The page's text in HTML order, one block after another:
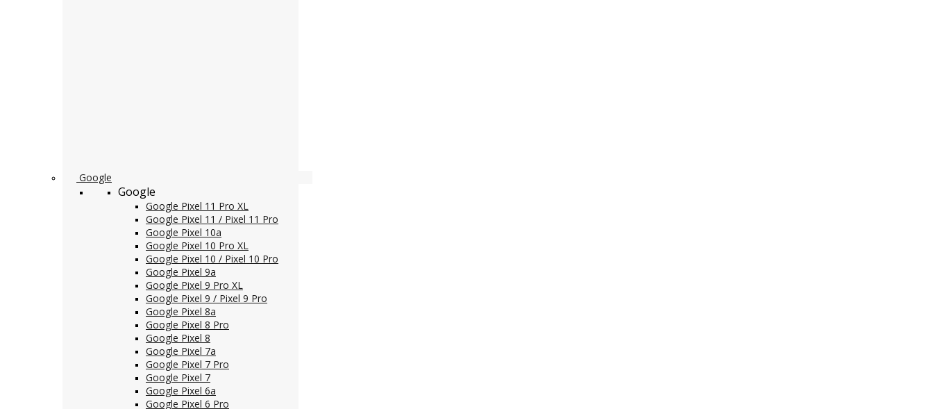
Google
Google
Google Pixel 11 Pro XL
Google Pixel 11 / Pixel 11 Pro
Google Pixel 10a
Google Pixel 10 Pro XL
Google Pixel 10 / Pixel 10 Pro
Google Pixel 9a
Google Pixel 9 Pro XL
Google Pixel 9 / Pixel 9 Pro
Google Pixel 8a
Google Pixel 8 Pro
Google Pixel 8
Google Pixel 7a
Google Pixel 7 Pro
Google Pixel 7
Google Pixel 6a
Google Pixel 6 Pro